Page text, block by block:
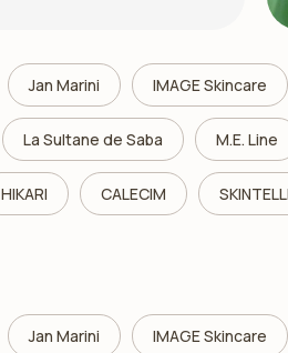
Jan Marini IMAGE Skincare
La Sultane de Saba M.E. Line
HIKARI CALECIM
Jan Marini IMAGE Skincare